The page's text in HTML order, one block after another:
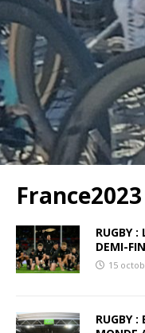
France2023
RUGBY :
DEMI-
15
RUGBY :